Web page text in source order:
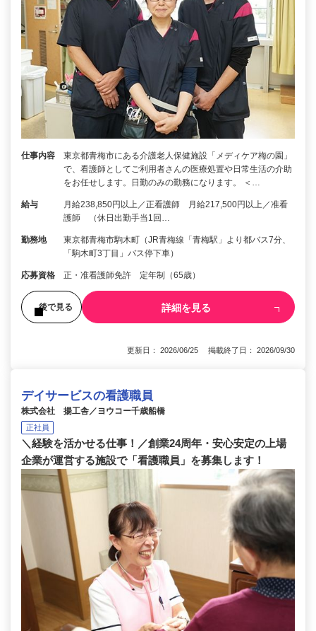
仕事内容
東京都青梅市にある介護老人保健施設「メディケア梅の園」
で、看護師としてご利用者さんの医療処置や日常生活の介助
をお任せします。日勤のみの勤務になります。 ＜…
給与
月給238,850円以上／正看護師 月給217,500円以上／准看
護師 （休日出勤手当1回…
勤務地
東京都青梅市駒木町（JR青梅線「青梅駅」より都バス7分、
「駒木町3丁目」バス停下車）
応募資格 正・准看護師免許 定年制（65歳）
後で見る 詳細を見る
更新日： 2026/06/25 掲載終了日： 2026/09/30
デイサービスの看護職員
株式会社 揚工舎／ヨウコー千歳船橋
正社員
＼経験を活かせる仕事！／創業24周年・安心安定の上場
企業が運営する施設で「看護職員」を募集します！